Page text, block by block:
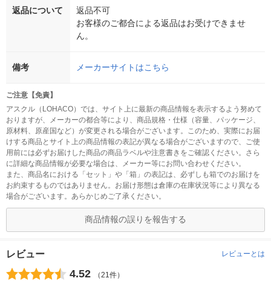
返品について
返品不可
お客様のご都合による返品はお受けできませ
ん。
備考 メーカーサイトはこちら
ご注意【免責】
アスクル（LOHACO）では、サイト上に最新の商品情報を表示するよう努めて
おりますが、メーカーの都合等により、商品規格・仕様（容量、パッケージ、
原材料、原産国など）が変更される場合がございます。このため、実際にお届
けする商品とサイト上の商品情報の表記が異なる場合がございますので、ご使
用前には必ずお届けした商品の商品ラベルや注意書きをご確認ください。さら
に詳細な商品情報が必要な場合は、メーカー等にお問い合わせください。
また、商品名における「セット」や「箱」の表記は、必ずしも箱でのお届けを
お約束するものではありません。お届け形態は倉庫の在庫状況等により異なる
場合がございます。あらかじめご了承ください。
商品情報の誤りを報告する
レビュー レビューとは
4.52 （21件）